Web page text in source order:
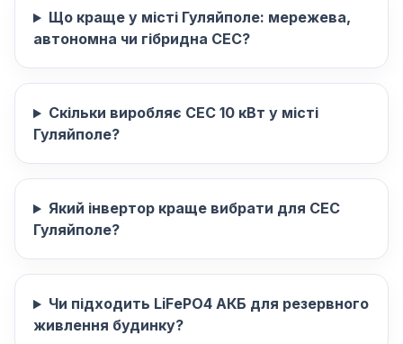
Що краще у місті Гуляйполе: мережева,
автономна чи гібридна СЕС?
Скільки виробляє СЕС 10 кВт у місті
Гуляйполе?
Який інвертор краще вибрати для СЕС
Гуляйполе?
Чи підходить LiFePO4 АКБ для резервного
живлення будинку?